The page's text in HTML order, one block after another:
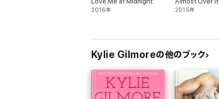
2016年 2015年
Kylie Gilmoreの他のブック